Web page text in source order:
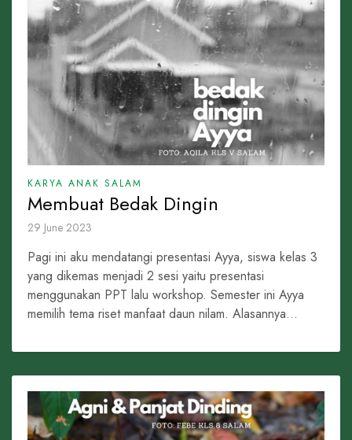
KARYA ANAK SALAM
Membuat Bedak Dingin
29 June 2023
Pagi ini aku mendatangi presentasi Ayya, siswa kelas 3
yang dikemas menjadi 2 sesi yaitu presentasi
menggunakan PPT lalu workshop. Semester ini Ayya
memilih tema riset manfaat daun nilam. Alasannya...